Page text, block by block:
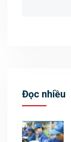
Đọc nhiều